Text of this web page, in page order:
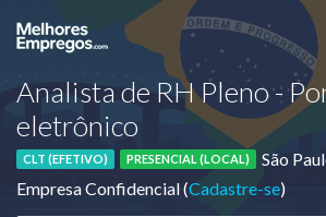
Analista de RH Pleno -
eletrônico
CLT (EFETIVO) PRESENCIAL (LOCAL)
São
Empresa Confidencial (Cadastre-se)